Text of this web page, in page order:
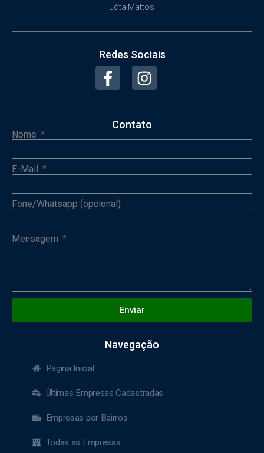
Jóta Mattos
Redes Sociais
Contato
Nome
E-Mail
Fone/Whatsapp (opcional)
Mensagem
Enviar
Navegação
Página Inicial
Últimas Empresas Cadastradas
Empresas por Bairros
Todas as Empresas